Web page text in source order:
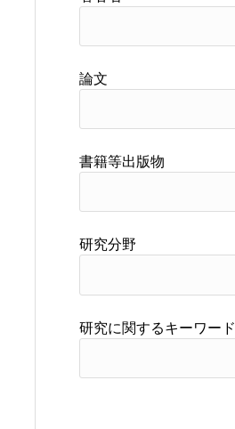
論文
書籍等出版物
研究分野
研究に関するキーワード